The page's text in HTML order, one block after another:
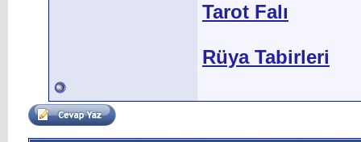
Tarot Falı
Rüya Tabirleri